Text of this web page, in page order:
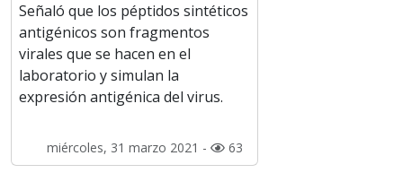
Señaló que los péptidos sintéticos
antigénicos son fragmentos
virales que se hacen en el
laboratorio y simulan la
expresión antigénica del virus.
miércoles, 31 marzo 2021 - 63